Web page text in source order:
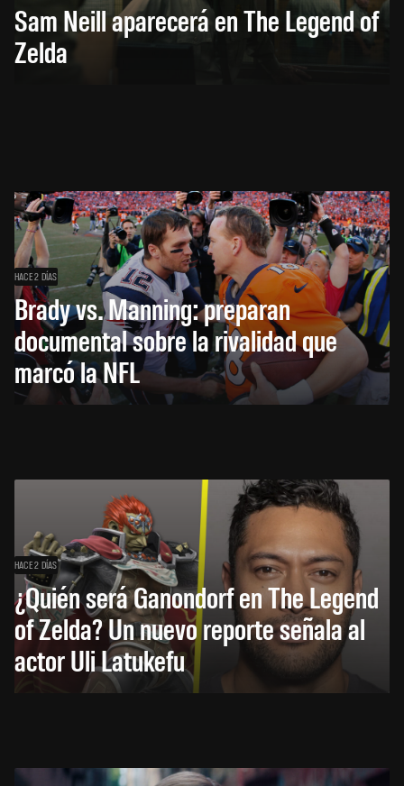
Sam Neill aparecerá en The Legend of
Zelda
HACE 2 DÍAS
Brady vs. Manning: preparan
documental sobre la rivalidad que
marcó la NFL
HACE 2 DÍAS
¿Quién será Ganondorf en The Legend
of Zelda? Un nuevo reporte señala al
actor Uli Latukefu